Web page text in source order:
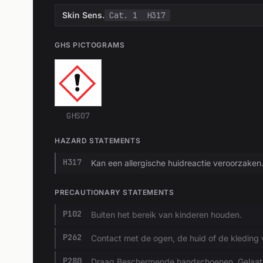
Skin Sens. Cat. 1 H317
GHS PICTOGRAMS
GHS07
HAZARD STATEMENTS
H317 Kan een allergische huidreactie veroorzaken.
PRECAUTIONARY STATEMENTS
P102 Buiten het bereik van kinderen houden.
P262 Contact met de ogen, de huid of de kleding
P280